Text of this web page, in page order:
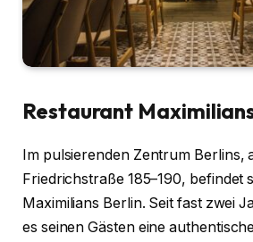
Restaurant
Im pulsierenden Zentrum Berlins,
Friedrichstraße 185–190, befindet
Maximilians Berlin. Seit fast zwei
es seinen Gästen eine